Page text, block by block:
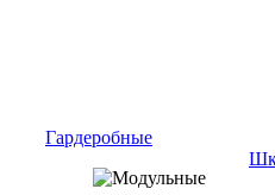
Гардеробные